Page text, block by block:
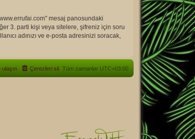
mesaj panosundaki
3. parti kişi veya sitelere, şifreniz için soru
adınızı ve e-posta adresinizi soracak,
Tüm zamanlar UTC+03:00
Çerezleri sil
ulaşın